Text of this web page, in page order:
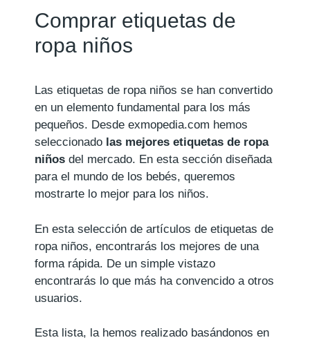
Comprar etiquetas de
ropa niños
Las etiquetas de ropa niños se han convertido
en un elemento fundamental para los más
pequeños. Desde exmopedia.com hemos
seleccionado las mejores etiquetas de ropa
niños del mercado. En esta sección diseñada
para el mundo de los bebés, queremos
mostrarte lo mejor para los niños.
En esta selección de artículos de etiquetas de
ropa niños, encontrarás los mejores de una
forma rápida. De un simple vistazo
encontrarás lo que más ha convencido a otros
usuarios.
Esta lista, la hemos realizado basándonos en